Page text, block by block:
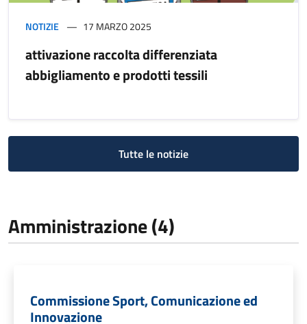
NOTIZIE 17 MARZO 2025
attivazione raccolta differenziata
abbigliamento e prodotti tessili
Tutte le notizie
Amministrazione (4)
Commissione Sport, Comunicazione ed
Innovazione